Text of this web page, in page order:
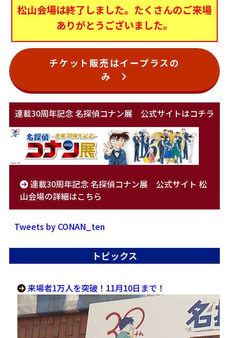
松山会場は終了しました。たくさんのご来場
ありがとうございました。
チケット販売はイープラスの
み
連載30周年記念 名探偵コナン展 公式サイトはコチラ
連載30周年記念 名探偵コナン展 公式サイト 松
山会場の詳細はこちら
Tweets by CONAN_ten
トピックス
来場者1万人を突破！11月10日まで！